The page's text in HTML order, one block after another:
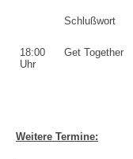
Schlußwort
18:00
Uhr
Get Together
Weitere Termine: